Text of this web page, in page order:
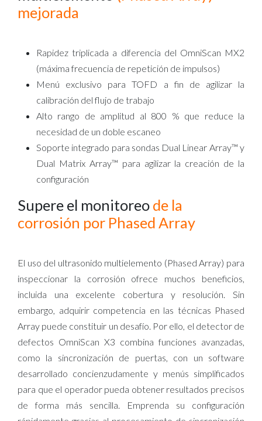
mejorada
Rapidez triplicada a diferencia del OmniScan MX2
(máxima frecuencia de repetición de impulsos)
Menú exclusivo para TOFD a fin de agilizar la
calibración del flujo de trabajo
Alto rango de amplitud al 800 % que reduce la
necesidad de un doble escaneo
Soporte integrado para sondas Dual Linear Array™ y
Dual Matrix Array™ para agilizar la creación de la
configuración
Supere el monitoreo de la
corrosión por Phased Array
El uso del ultrasonido multielemento (Phased Array) para
inspeccionar la corrosión ofrece muchos beneficios,
incluida una excelente cobertura y resolución. Sin
embargo, adquirir competencia en las técnicas Phased
Array puede constituir un desafío. Por ello, el detector de
defectos OmniScan X3 combina funciones avanzadas,
como la sincronización de puertas, con un software
desarrollado concienzudamente y menús simplificados
para que el operador pueda obtener resultados precisos
de forma más sencilla. Emprenda su configuración